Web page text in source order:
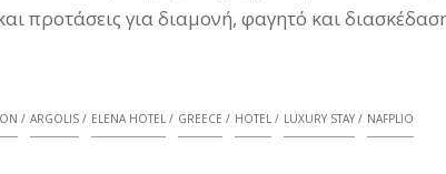
προτάσεις για διαμονή, φαγητό και
ARGOLIS ELENA HOTEL GREECE HOTEL LUXURY STAY NAFPLIO